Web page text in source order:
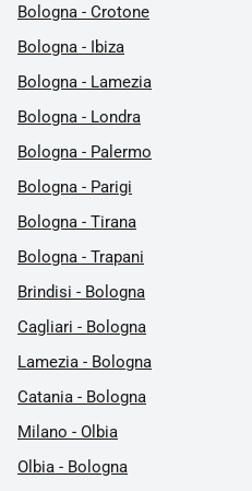
Bologna - Crotone
Bologna - Ibiza
Bologna - Lamezia
Bologna - Londra
Bologna - Palermo
Bologna - Parigi
Bologna - Tirana
Bologna - Trapani
Brindisi - Bologna
Cagliari - Bologna
Lamezia - Bologna
Catania - Bologna
Milano - Olbia
Olbia - Bologna